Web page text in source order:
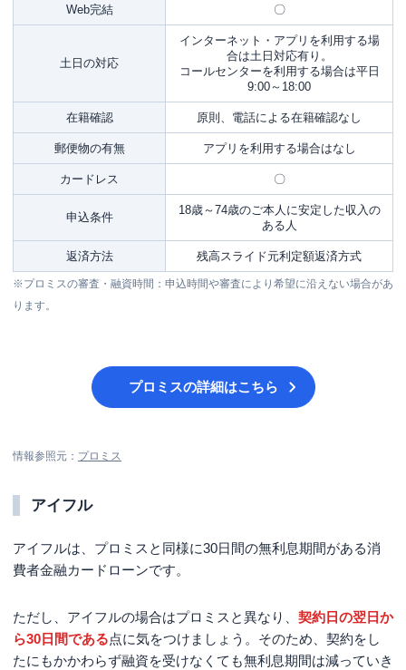
Web完結 〇
土日の対応
インターネット・アプリを利用する場
合は土日対応有り。
コールセンターを利用する場合は平日
9:00～18:00
在籍確認 原則、電話による在籍確認なし
郵便物の有無 アプリを利用する場合はなし
カードレス 〇
申込条件
18歳～74歳のご本人に安定した収入の
ある人
返済方法 残高スライド元利定額返済方式
※プロミスの審査・融資時間：申込時間や審査により希望に沿えない場合があ
ります。
プロミスの詳細はこちら
情報参照元： プロミス
アイフル
アイフルは、プロミスと同様に30日間の無利息期間がある消
費者金融カードローンです。
ただし、アイフルの場合はプロミスと異なり、 契約日の翌日か
ら30日間である点に気をつけましょう。そのため、契約をし
たにもかかわらず融資を受けなくても無利息期間は減っていき